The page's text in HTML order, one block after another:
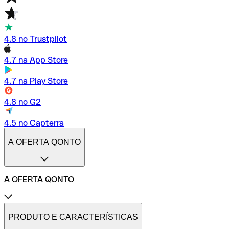
4.8 no Trustpilot
4.7 na App Store
4.7 na Play Store
4.8 no G2
4.5 no Capterra
A OFERTA QONTO
A OFERTA QONTO
Tarifas
Conta profissional online
PRODUTO E CARACTERÍSTICAS